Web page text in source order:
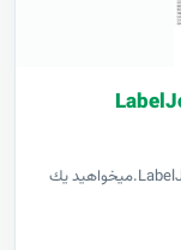
قدرتمندترين نرم افزار ایجاد و چاپ برچسب و بارکد LabelJoy1.ميخواهيد يك